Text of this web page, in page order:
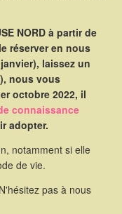
NORD à partir de
réserver en nous
laissez un
nous vous
octobre 2022, il
connaissance
adopter.
notamment si elle
de vie.
pas à nous